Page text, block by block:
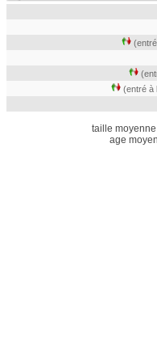
(entré à
taille
age